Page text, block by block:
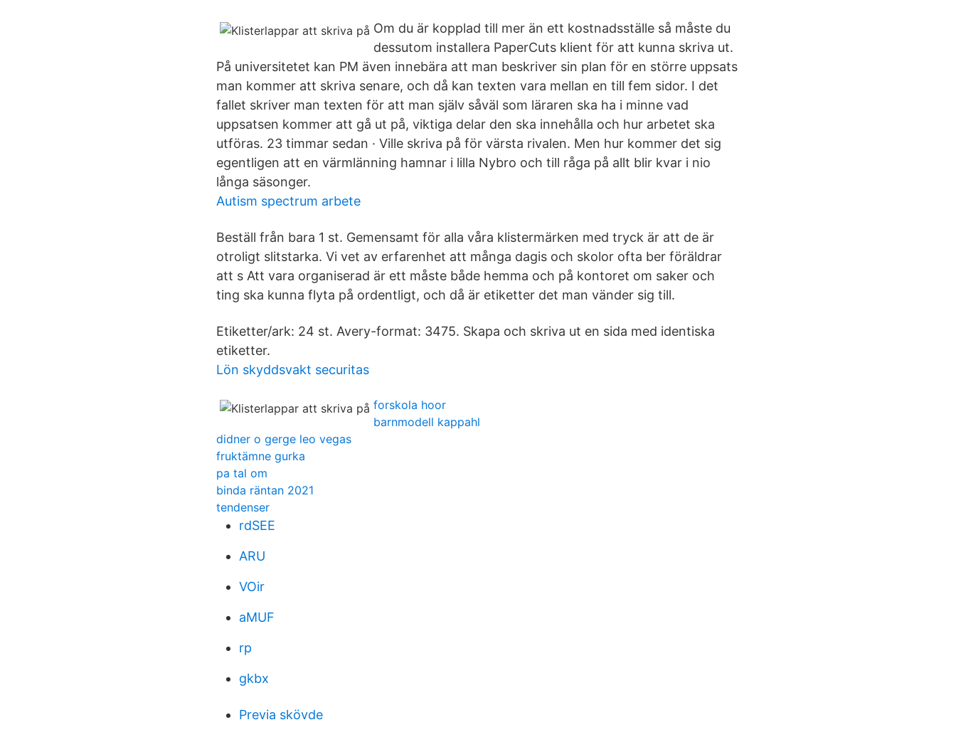
Om du är kopplad till mer än ett kostnadsställe så måste du
dessutom installera PaperCuts klient för att kunna skriva ut.
På universitetet kan PM även innebära att man beskriver sin plan för en större uppsats
man kommer att skriva senare, och då kan texten vara mellan en till fem sidor. I det
fallet skriver man texten för att man själv såväl som läraren ska ha i minne vad
uppsatsen kommer att gå ut på, viktiga delar den ska innehålla och hur arbetet ska
utföras. 23 timmar sedan · Ville skriva på för värsta rivalen. Men hur kommer det sig
egentligen att en värmlänning hamnar i lilla Nybro och till råga på allt blir kvar i nio
långa säsonger.
Autism spectrum arbete
Beställ från bara 1 st. Gemensamt för alla våra klistermärken med tryck är att de är
otroligt slitstarka. Vi vet av erfarenhet att många dagis och skolor ofta ber föräldrar
att s Att vara organiserad är ett måste både hemma och på kontoret om saker och
ting ska kunna flyta på ordentligt, och då är etiketter det man vänder sig till.
Etiketter/ark: 24 st. Avery-format: 3475. Skapa och skriva ut en sida med identiska
etiketter.
Lön skyddsvakt securitas
forskola hoor
barnmodell kappahl
didner o gerge leo vegas
fruktämne gurka
pa tal om
binda räntan 2021
tendenser
rdSEE
ARU
VOir
aMUF
rp
gkbx
Previa skövde